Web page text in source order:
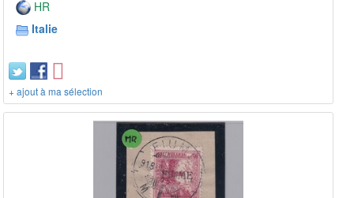
HR
Italie
+ ajout à ma sélection